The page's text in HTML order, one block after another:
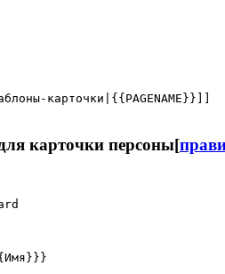
карточки|{{PAGENAME}}]]
карточки персоны[